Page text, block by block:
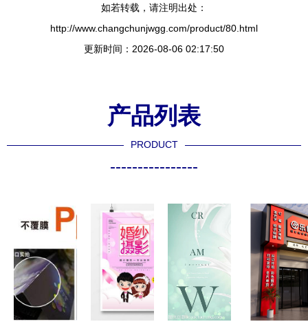
如若转载，请注明出处：
http://www.changchunjwgg.com/product/80.html
更新时间：2026-08-06 02:17:50
产品列表
PRODUCT
----------------